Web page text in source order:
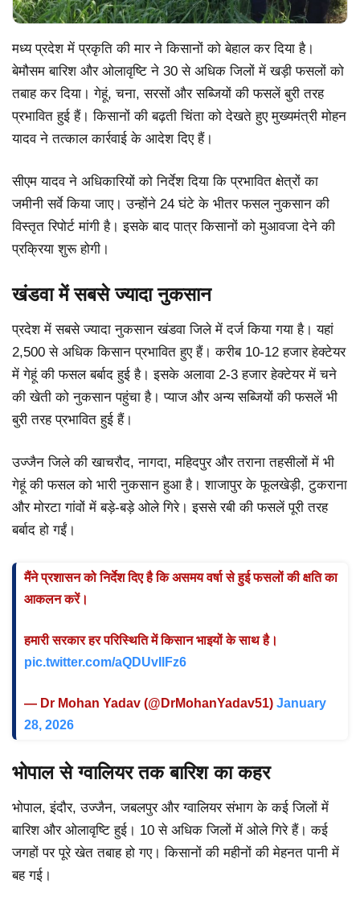
मध्य प्रदेश में प्रकृति की मार ने किसानों को बेहाल कर दिया है।
बेमौसम बारिश और ओलावृष्टि ने 30 से अधिक जिलों में खड़ी फसलों को
तबाह कर दिया। गेहूं, चना, सरसों और सब्जियों की फसलें बुरी तरह
प्रभावित हुई हैं। किसानों की बढ़ती चिंता को देखते हुए मुख्यमंत्री मोहन
यादव ने तत्काल कार्रवाई के आदेश दिए हैं।
सीएम यादव ने अधिकारियों को निर्देश दिया कि प्रभावित क्षेत्रों का
जमीनी सर्वे किया जाए। उन्होंने 24 घंटे के भीतर फसल नुकसान की
विस्तृत रिपोर्ट मांगी है। इसके बाद पात्र किसानों को मुआवजा देने की
प्रक्रिया शुरू होगी।
खंडवा में सबसे ज्यादा नुकसान
प्रदेश में सबसे ज्यादा नुकसान खंडवा जिले में दर्ज किया गया है। यहां
2,500 से अधिक किसान प्रभावित हुए हैं। करीब 10-12 हजार हेक्टेयर
में गेहूं की फसल बर्बाद हुई है। इसके अलावा 2-3 हजार हेक्टेयर में चने
की खेती को नुकसान पहुंचा है। प्याज और अन्य सब्जियों की फसलें भी
बुरी तरह प्रभावित हुई हैं।
उज्जैन जिले की खाचरौद, नागदा, महिदपुर और तराना तहसीलों में भी
गेहूं की फसल को भारी नुकसान हुआ है। शाजापुर के फूलखेड़ी, टुकराना
और मोरटा गांवों में बड़े-बड़े ओले गिरे। इससे रबी की फसलें पूरी तरह
बर्बाद हो गईं।
मैंने प्रशासन को निर्देश दिए है कि असमय वर्षा से हुई फसलों की क्षति का
आकलन करें।
हमारी सरकार हर परिस्थिति में किसान भाइयों के साथ है।
pic.twitter.com/aQDUvIlFz6
— Dr Mohan Yadav (@DrMohanYadav51) January
28, 2026
भोपाल से ग्वालियर तक बारिश का कहर
भोपाल, इंदौर, उज्जैन, जबलपुर और ग्वालियर संभाग के कई जिलों में
बारिश और ओलावृष्टि हुई। 10 से अधिक जिलों में ओले गिरे हैं। कई
जगहों पर पूरे खेत तबाह हो गए। किसानों की महीनों की मेहनत पानी में
बह गई।